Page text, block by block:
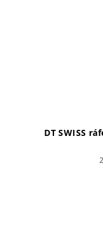
DT SWISS